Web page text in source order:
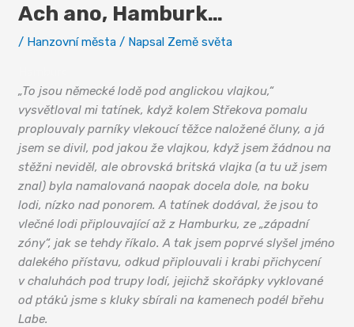
Ach ano, Hamburk…
/ Hanzovní města / Napsal Země světa
„To jsou německé lodě pod anglickou vlajkou,“
vysvětloval mi tatínek, když kolem Střekova pomalu
proplouvaly parníky vlekoucí těžce naložené čluny, a já
jsem se divil, pod jakou že vlajkou, když jsem žádnou na
stěžni neviděl, ale obrovská britská vlajka (a tu už jsem
znal) byla namalovaná naopak docela dole, na boku
lodi, nízko nad ponorem. A tatínek dodával, že jsou to
vlečné lodi připlouvající až z Hamburku, ze „západní
zóny“, jak se tehdy říkalo. A tak jsem poprvé slyšel jméno
dalekého přístavu, odkud připlouvali i krabi přichycení
v chaluhách pod trupy lodí, jejichž skořápky vyklované
od ptáků jsme s kluky sbírali na kamenech podél břehu
Labe.